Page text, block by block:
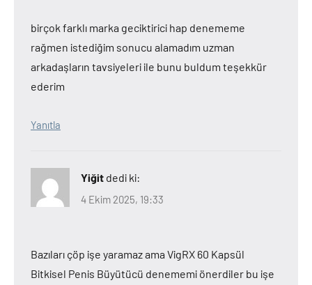
birçok farklı marka geciktirici hap denememe
rağmen istediğim sonucu alamadım uzman
arkadaşların tavsiyeleri ile bunu buldum teşekkür
ederim
Yanıtla
Yiğit dedi ki:
4 Ekim 2025, 19:33
Bazıları çöp işe yaramaz ama VigRX 60 Kapsül
Bitkisel Penis Büyütücü denememi önerdiler bu işe